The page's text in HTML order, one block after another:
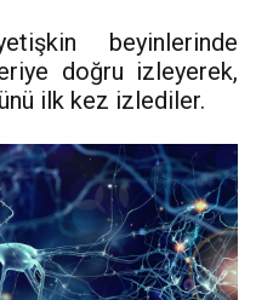
beyinlerinde
doğru izleyerek,
ilk kez izlediler.